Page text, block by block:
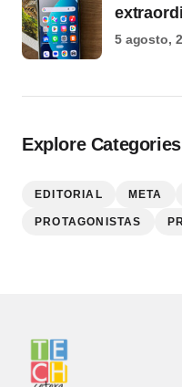
5 agosto,
Explore Categories
EDITORIAL META
PROTAGONISTAS